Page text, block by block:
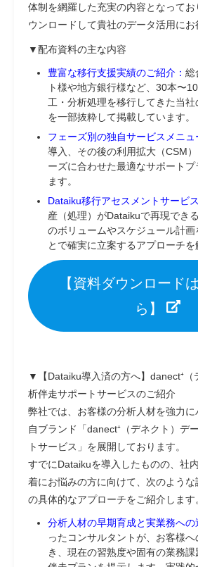
体制を網羅した充実の内容となって
ウンロードして貴社のデータ活用にお
▼配布資料の主な内容
豊富な移行支援実績のご紹介： 総
ト様や地方銀行様など、30本〜
工・分析処理を移行してきた当
を一部抜粋して掲載しています。
フェーズ別の独自サービスメニュ
導入、その後の利用拡大（CSM
ーズに合わせた最適なサポート
ます。
Dataiku移行アセスメントサービ
産（処理）がDataikuで再現でき
のボリュームやスケジュール計
とで確実に立案するアプローチを
【資料ダウンロード
ら】
▼【Dataiku導入済の方へ】danect⁺（
析伴走サポートサービスのご紹介
弊社では、お客様の分析人材を強力
自ブランド「danect⁺（デネクト）デ
トサービス」を展開しております。
すでにDataikuを導入したものの、社
着にお悩みの方に向けて、次のよう
の具体的なアプローチをご紹介します
分析人材の早期育成と実業務への
ったコンサルタントが、お客様
き、現在の習熟度や固有の業務